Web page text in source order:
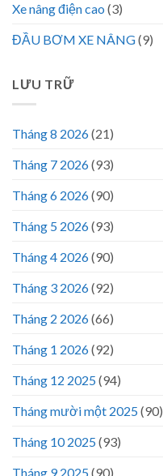
Xe nâng điện cao (3)
ĐẦU BƠM XE NÂNG(9)
LƯU TRỮ
Tháng 8 2026(21)
Tháng 7 2026(93)
Tháng 6 2026(90)
Tháng 5 2026(93)
Tháng 4 2026(90)
Tháng 3 2026(92)
Tháng 2 2026(66)
Tháng 1 2026(92)
Tháng 12 2025(94)
Tháng mười một 2025(90)
Tháng 10 2025(93)
Tháng 9 2025(90)